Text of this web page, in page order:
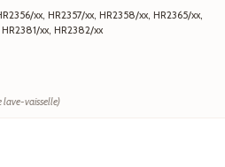
xx, HR2357/xx, HR2358/xx, HR2365/xx,
xx, HR2382/xx
lave-vaisselle)